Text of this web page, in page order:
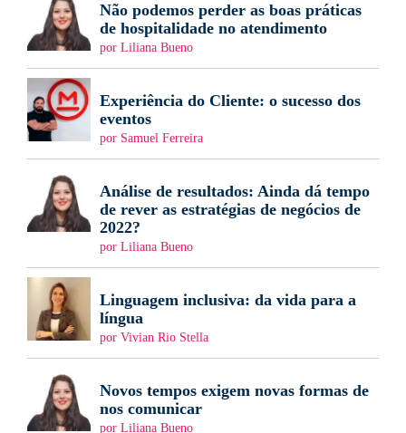
Não podemos perder as boas práticas
de hospitalidade no atendimento
por Liliana Bueno
Experiência do Cliente: o sucesso dos
eventos
por Samuel Ferreira
Análise de resultados: Ainda dá tempo
de rever as estratégias de negócios de
2022?
por Liliana Bueno
Linguagem inclusiva: da vida para a
língua
por Vivian Rio Stella
Novos tempos exigem novas formas de
nos comunicar
por Liliana Bueno